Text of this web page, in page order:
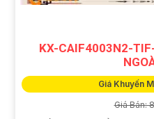
KX-CAIF4003N2-
Giá Khuyến
Giá Bán: